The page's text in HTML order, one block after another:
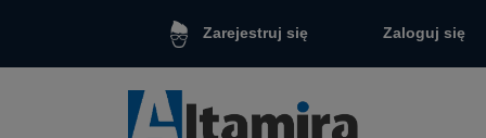
Zarejestruj się Zaloguj się